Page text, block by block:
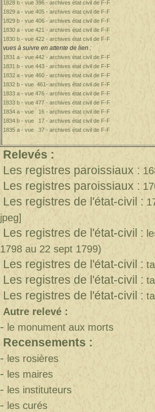
1828 b - vue 396 - archives état civil de F-F
1829 a - vue 405 - archives état civil de F-F
1829 b - vue 406 - archives état civil de F-F
1830 a - vue 421 - archives état civil de F-F
1830 b - vue 422 - archives état civil de F-F
vues à suivre en attente de lien :
1831 a - vue 442 - archives état civil de F-F
1831 b - vue 443 - archives état civil de F-F
1832 a - vue 460 - archives état civil de F-F
1832 b - vue 461- archives état civil de F-F
1833 a - vue 476 - archives état civil de F-F
1833 b - vue 477 - archives état civil de F-F
1834 a - vue 16 - archives état civil de F-F
1834 b - vue 17 - archives état civil de F-F
1835 a - vue 37 - archives état civil de F-F
Relevés :
Les registres paroissiaux :
Les registres paroissiaux :
Les registres de l'état-civil :
jpeg]
Les registres de l'état-civil :
1798 au 22 sept 1799)
Les registres de l'état-civil :
Les registres de l'état-civil :
Les registres de l'état-civil :
Autre relevé :
- le monument aux morts
Recensements :
- les rosières
- les maires
- les instituteurs
- les curés